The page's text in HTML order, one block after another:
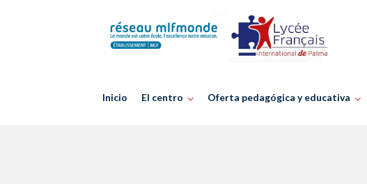
Inicio El centro Oferta pedagógica y educativa